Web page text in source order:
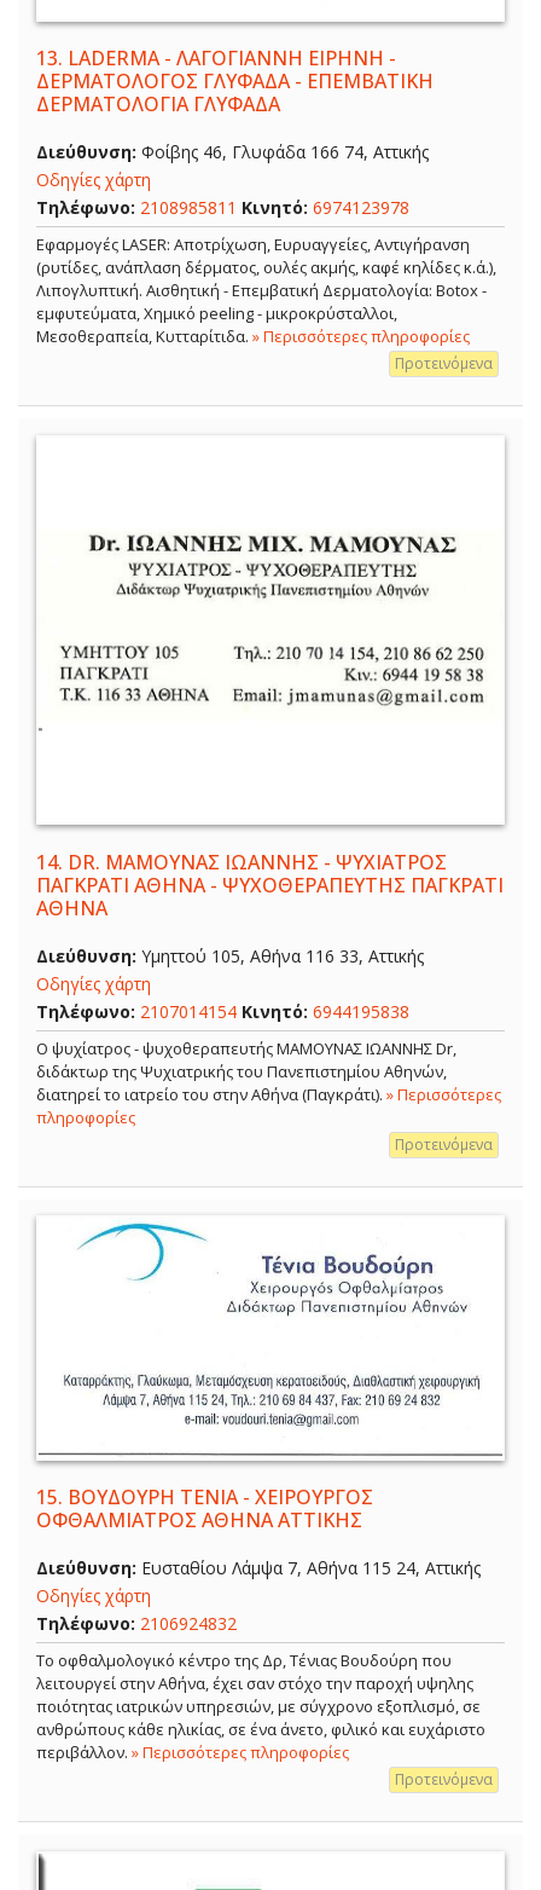
13. LADERMA - ΛΑΓΟΓΙΑΝΝΗ ΕΙΡΗΝΗ -
ΔΕΡΜΑΤΟΛΟΓΟΣ ΓΛΥΦΑΔΑ - ΕΠΕΜΒΑΤΙΚΗ
ΔΕΡΜΑΤΟΛΟΓΙΑ ΓΛΥΦΑΔΑ
Διεύθυνση: Φοίβης 46, Γλυφάδα 166 74, Αττικής
Οδηγίες χάρτη
Τηλέφωνο: 2108985811 Κινητό: 6974123978
Εφαρμογές LASER: Αποτρίχωση, Ευρυαγγείες, Αντιγήρανση
(ρυτίδες, ανάπλαση δέρματος, ουλές ακμής, καφέ κηλίδες κ.ά.),
Λιπογλυπτική. Αισθητική - Επεμβατική Δερματολογία: Botox -
εμφυτεύματα, Χημικό peeling - μικροκρύσταλλοι,
Μεσοθεραπεία, Κυτταρίτιδα. » Περισσότερες πληροφορίες
Προτεινόμενα
14. DR. ΜΑΜΟΥΝΑΣ ΙΩΑΝΝΗΣ - ΨΥΧΙΑΤΡΟΣ
ΠΑΓΚΡΑΤΙ ΑΘΗΝΑ - ΨΥΧΟΘΕΡΑΠΕΥΤΗΣ ΠΑΓΚΡΑΤΙ
ΑΘΗΝΑ
Διεύθυνση: Υμηττού 105, Αθήνα 116 33, Αττικής
Οδηγίες χάρτη
Τηλέφωνο: 2107014154 Κινητό: 6944195838
Ο ψυχίατρος - ψυχοθεραπευτής ΜΑΜΟΥΝΑΣ ΙΩΑΝΝΗΣ Dr,
διδάκτωρ της Ψυχιατρικής του Πανεπιστημίου Αθηνών,
διατηρεί το ιατρείο του στην Αθήνα (Παγκράτι). » Περισσότερες
πληροφορίες
Προτεινόμενα
15. ΒΟΥΔΟΥΡΗ ΤΕΝΙΑ - ΧΕΙΡΟΥΡΓΟΣ
ΟΦΘΑΛΜΙΑΤΡΟΣ ΑΘΗΝΑ ΑΤΤΙΚΗΣ
Διεύθυνση: Ευσταθίου Λάμψα 7, Αθήνα 115 24, Αττικής
Οδηγίες χάρτη
Τηλέφωνο: 2106924832
Το οφθαλμολογικό κέντρο της Δρ, Τένιας Βουδούρη που
λειτουργεί στην Αθήνα, έχει σαν στόχο την παροχή υψηλης
ποιότητας ιατρικών υπηρεσιών, με σύγχρονο εξοπλισμό, σε
ανθρώπους κάθε ηλικίας, σε ένα άνετο, φιλικό και ευχάριστο
περιβάλλον. » Περισσότερες πληροφορίες
Προτεινόμενα